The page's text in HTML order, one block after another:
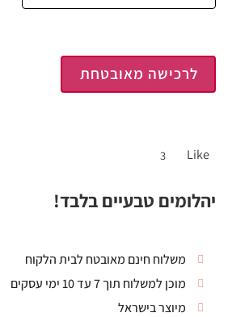
לרכישה מאובטחת
Like
3
יהלומים טבעיים בלבד!
משלוח חינם מאובטח לבית הלקוח
מוכן למשלוח תוך 7 עד 10 ימי עסקים
מיוצר בישראל